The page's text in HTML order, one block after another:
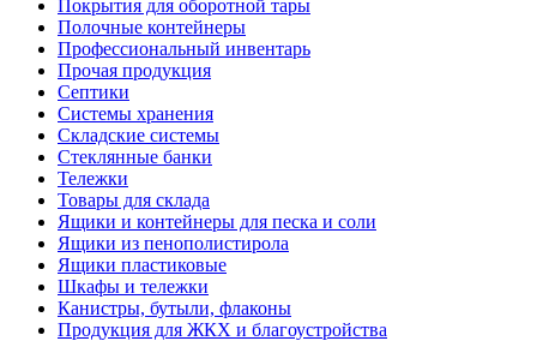
Покрытия для оборотной тары
Полочные контейнеры
Профессиональный инвентарь
Прочая продукция
Септики
Системы хранения
Складские системы
Стеклянные банки
Тележки
Товары для склада
Ящики и контейнеры для песка и соли
Ящики из пенополистирола
Ящики пластиковые
Шкафы и тележки
Канистры, бутыли, флаконы
Продукция для ЖКХ и благоустройства